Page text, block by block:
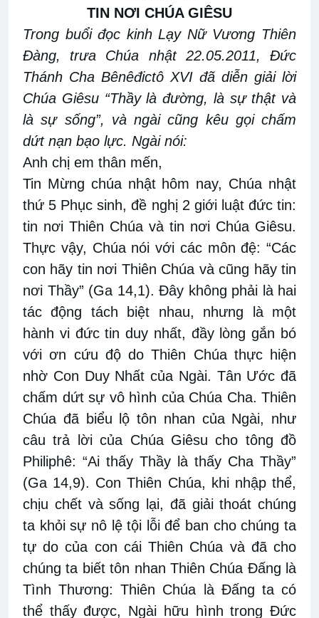
TIN NƠI CHÚA GIÊSU
Trong buổi đọc kinh Lạy Nữ Vương Thiên
Đàng, trưa Chúa nhật 22.05.2011, Đức
Thánh Cha Bênêđictô XVI đã diễn giải lời
Chúa Giêsu “Thầy là đường, là sự thật và
là sự sống”, và ngài cũng kêu gọi chấm
dứt nạn bạo lực. Ngài nói:
Anh chị em thân mến,
Tin Mừng chúa nhật hôm nay, Chúa nhật
thứ 5 Phục sinh, đề nghị 2 giới luật đức tin:
tin nơi Thiên Chúa và tin nơi Chúa Giêsu.
Thực vậy, Chúa nói với các môn đệ: “Các
con hãy tin nơi Thiên Chúa và cũng hãy tin
nơi Thầy” (Ga 14,1). Đây không phải là hai
tác động tách biệt nhau, nhưng là một
hành vi đức tin duy nhất, đầy lòng gắn bó
với ơn cứu độ do Thiên Chúa thực hiện
nhờ Con Duy Nhất của Ngài. Tân Ước đã
chấm dứt sự vô hình của Chúa Cha. Thiên
Chúa đã biểu lộ tôn nhan của Ngài, như
câu trả lời của Chúa Giêsu cho tông đồ
Philiphê: “Ai thấy Thầy là thấy Cha Thầy”
(Ga 14,9). Con Thiên Chúa, khi nhập thể,
chịu chết và sống lại, đã giải thoát chúng
ta khỏi sự nô lệ tội lỗi để ban cho chúng ta
tự do của con cái Thiên Chúa và đã cho
chúng ta biết tôn nhan Thiên Chúa Đấng là
Tình Thương: Thiên Chúa là Đấng ta có
thể thấy được, Ngài hữu hình trong Đức